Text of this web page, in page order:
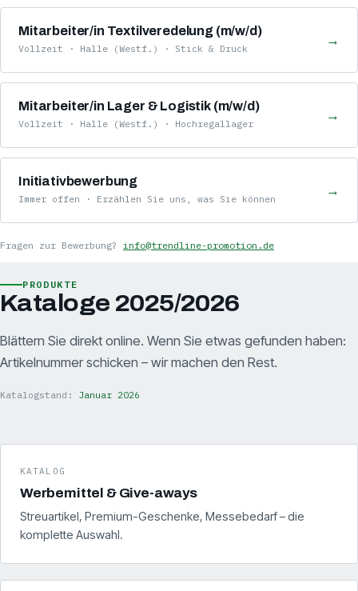
Mitarbeiter/in Textilveredelung (m/w/d)
Vollzeit · Halle (Westf.) · Stick & Druck
→
Mitarbeiter/in Lager & Logistik (m/w/d)
Vollzeit · Halle (Westf.) · Hochregallager
→
Initiativbewerbung
Immer offen · Erzählen Sie uns, was Sie können
→
Fragen zur Bewerbung? info@trendline-promotion.de
PRODUKTE
Kataloge 2025/2026
Blättern Sie direkt online. Wenn Sie etwas gefunden haben:
Artikelnummer schicken – wir machen den Rest.
Katalogstand: Januar 2026
KATALOG
Werbemittel & Give-aways
Streuartikel, Premium-Geschenke, Messebedarf – die
komplette Auswahl.